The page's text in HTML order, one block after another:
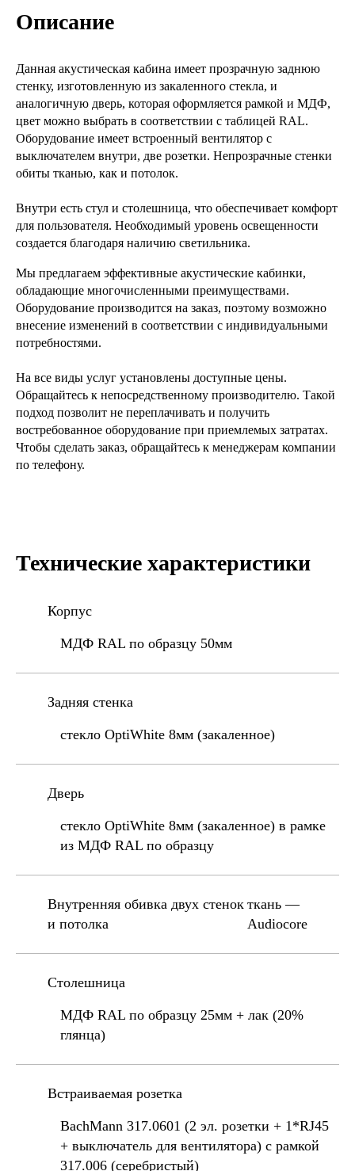
Описание
Данная акустическая кабина имеет прозрачную заднюю
стенку, изготовленную из закаленного стекла, и
аналогичную дверь, которая оформляется рамкой и МДФ,
цвет можно выбрать в соответствии с таблицей RAL.
Оборудование имеет встроенный вентилятор с
выключателем внутри, две розетки. Непрозрачные стенки
обиты тканью, как и потолок.
Внутри есть стул и столешница, что обеспечивает комфорт
для пользователя. Необходимый уровень освещенности
создается благодаря наличию светильника.
Мы предлагаем эффективные акустические кабинки,
обладающие многочисленными преимуществами.
Оборудование производится на заказ, поэтому возможно
внесение изменений в соответствии с индивидуальными
потребностями.
На все виды услуг установлены доступные цены.
Обращайтесь к непосредственному производителю. Такой
подход позволит не переплачивать и получить
востребованное оборудование при приемлемых затратах.
Чтобы сделать заказ, обращайтесь к менеджерам компании
по телефону.
Технические характеристики
Корпус
МДФ RAL по образцу 50мм
Задняя стенка
стекло OptiWhite 8мм (закаленное)
Дверь
стекло OptiWhite 8мм (закаленное) в рамке
из МДФ RAL по образцу
Внутренняя обивка двух стенок
и потолка
ткань —
Audiocore
Столешница
МДФ RAL по образцу 25мм + лак (20%
глянца)
Встраиваемая розетка
BachMann 317.0601 (2 эл. розетки + 1*RJ45
+ выключатель для вентилятора) с рамкой
317.006 (серебристый)